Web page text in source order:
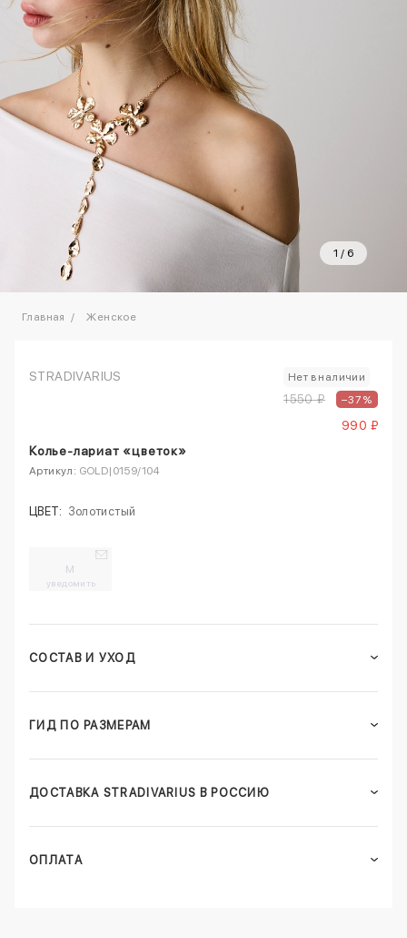
1 / 6
Главная Женское
STRADIVARIUS Нет в наличии
1550 ₽ –37%
990 ₽
Колье-лариат «цветок»
Артикул: GOLD|0159/104
ЦВЕТ: Золотистый
M
уведомить
СОСТАВ И УХОД
ГИД ПО РАЗМЕРАМ
ДОСТАВКА STRADIVARIUS В РОССИЮ
ОПЛАТА